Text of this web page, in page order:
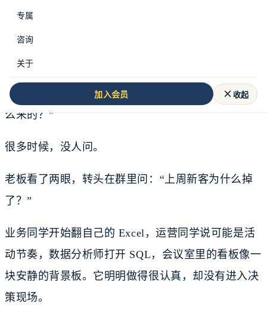
专属
咨询
关于
加入会员 收起
我以前很怕一种会。
坐在角落，手里拿着电脑，等着有人问：“这个数怎
么来的？”
很多时候，没人问。
老板看了两眼，转头在群里问：“上周新客为什么掉
了？”
业务同学开始翻自己的 Excel，运营同学说可能是活
动节奏，数据分析师打开 SQL，会议室里的看板像一
块安静的背景板。它明明做得很认真，却没有进入决
策现场。